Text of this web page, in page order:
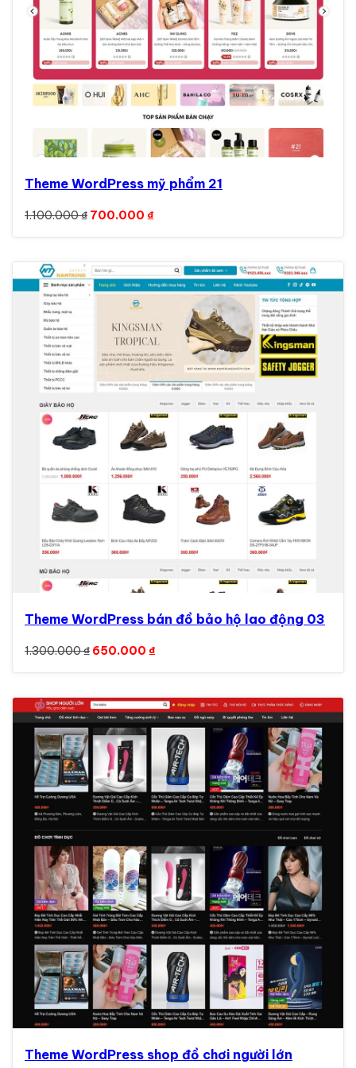
Theme WordPress mỹ phẩm 21
1.100.000₫ Giá gốc là: 1.100.000 ₫.
700.000 ₫Giá hiện tại là: 700.000 ₫.
Theme WordPress bán đồ bảo hộ lao động 03
1.300.000₫ Giá gốc là: 1.300.000 ₫.
650.000 ₫Giá hiện tại là: 650.000 ₫.
Theme WordPress shop đồ chơi người lớn